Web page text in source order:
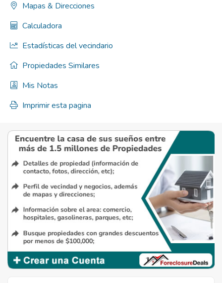
Mapas & Direcciones
Calculadora
Estadísticas del vecindario
Propiedades Similares
Mis Notas
Imprimir esta pagina